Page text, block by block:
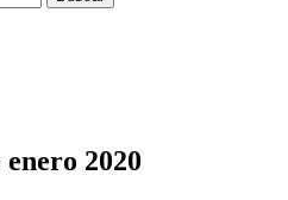
enero 2020